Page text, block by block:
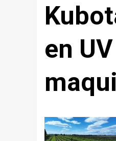
en